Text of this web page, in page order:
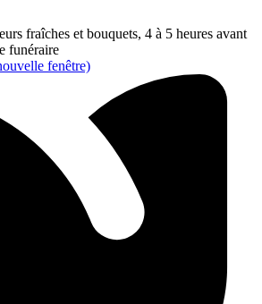
fraîches et bouquets, 4 à 5 heures avant
funéraire
fenêtre)